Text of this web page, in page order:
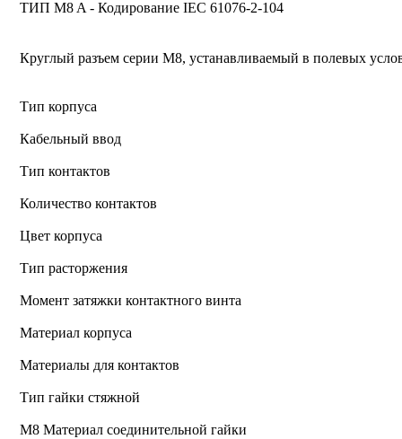
ТИП M8 A - Кодирование IEC 61076-2-104
Круглый разъем серии M8, устанавливаемый в полевых
Тип корпуса
Кабельный ввод
Тип контактов
Количество контактов
Цвет корпуса
Тип расторжения
Момент затяжки контактного винта
Материал корпуса
Материалы для контактов
Тип гайки стяжной
М8 Материал соединительной гайки